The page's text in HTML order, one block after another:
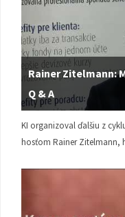
Rainer Zitelmann:
Q & A
KI organizoval ďalšiu z
hosťom Rainer